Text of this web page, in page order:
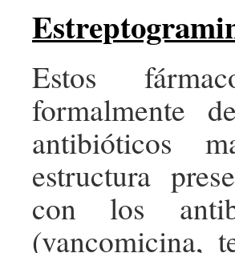
Estos
formalmente
antibióticos
estructura
con los
(vancomicina,